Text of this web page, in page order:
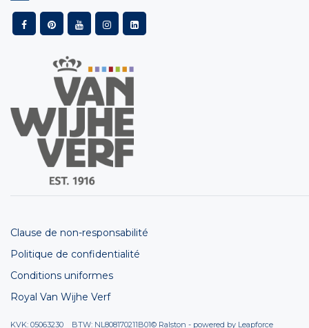
Clause de non-responsabilité
Politique de confidentialité
Conditions uniformes
Royal Van Wijhe Verf
KVK: 05063230 BTW: NL808170211B01© Ralston - powered by Leapforce